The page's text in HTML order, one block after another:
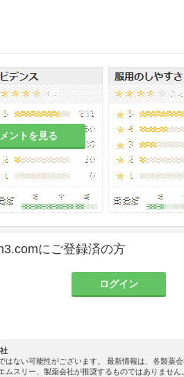
癒切除不能な進行・再発の結腸・
の併用において、通常、成人に対し
て初回投与時には840mgを、2回目
する。なお、初回投与の忍容性が
短縮できる。
む）があらわれることがあるので
エコー等）を行い、患者の状態（
察し、休薬、投与再開、あるいは
れることがあるので、定期的に
参照］
あるので、血清中電解質濃度及び
すること。［11.1.5参照］
ントを見る
にご登録済の方
ログイン
ない可能性がございます。 最新情報は、各製薬
スリー、製薬会社が推奨するものではありません。